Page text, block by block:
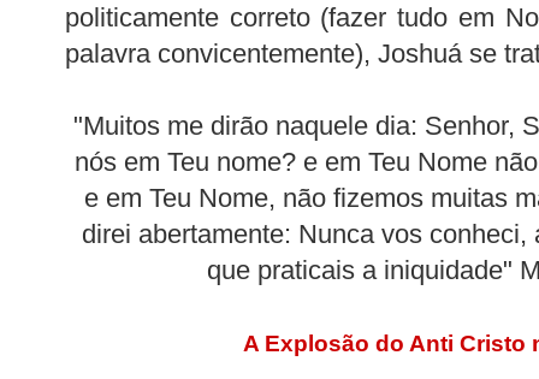
politicamente correto (fazer tudo em
palavra convicentemente), Joshuá se
"Muitos me dirão naquele dia: Senhor,
nós em Teu nome? e em Teu Nome
e em Teu Nome, não fizemos muitas
direi abertamente: Nunca vos
que praticais a iniquidade"
A Explosão do Anti Cristo